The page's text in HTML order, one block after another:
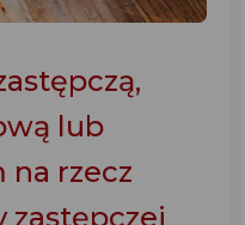
lub
rzecz
zastępczej